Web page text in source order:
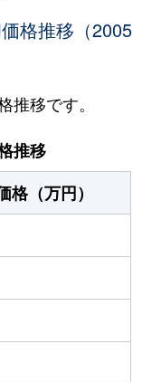
北野田 徒歩9分
北野田
初芝 徒歩10分
格推移（2005
移です。
推移
格（万円）